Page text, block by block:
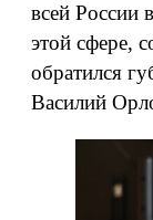
всей России
этой сфере,
обратился
Василий